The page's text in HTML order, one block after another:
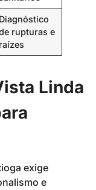
Diagnóstico
rupturas e
raízes
Linda
exige
e